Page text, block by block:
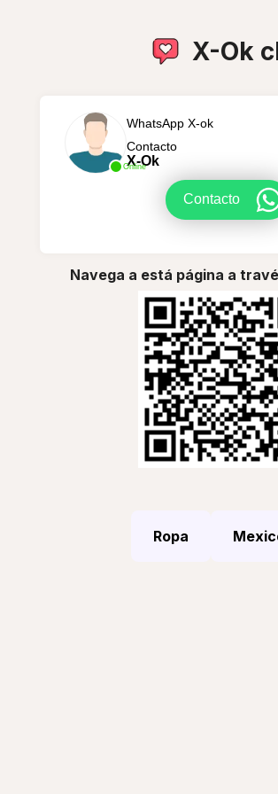
X-Ok
Online
WhatsApp X-ok
Contacto
X-Ok
Contacto
Navega a está página a
Ropa